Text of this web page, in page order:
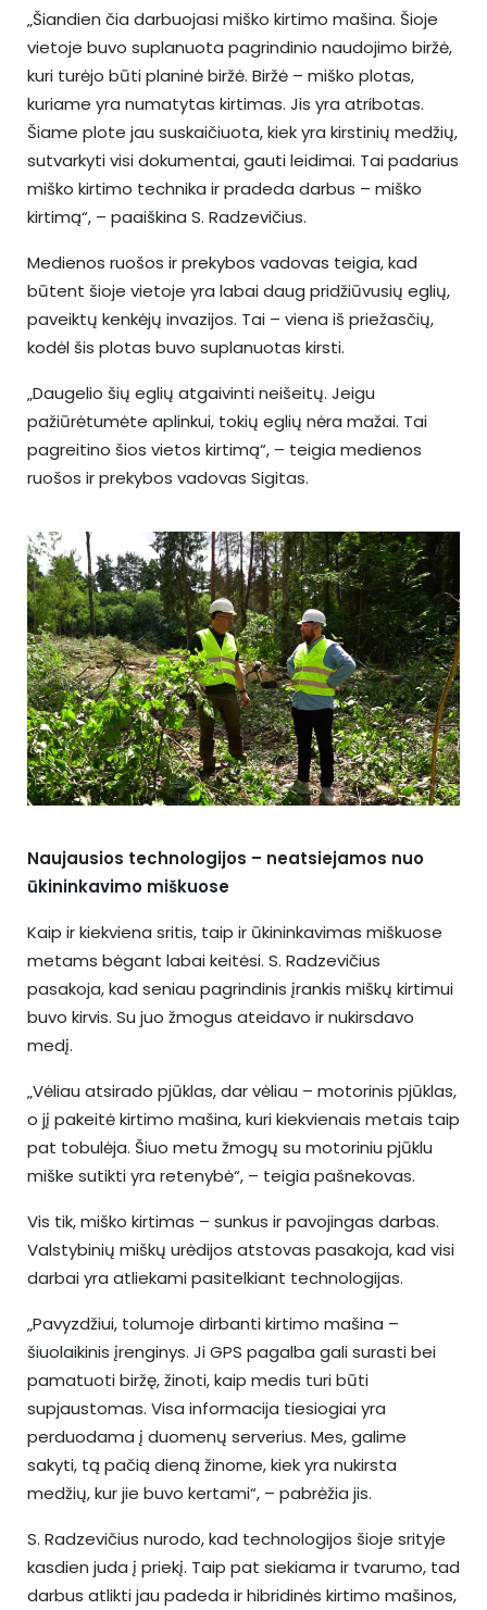
„Šiandien čia darbuojasi miško kirtimo mašina. Šioje
vietoje buvo suplanuota pagrindinio naudojimo biržė,
kuri turėjo būti planinė biržė. Biržė – miško plotas,
kuriame yra numatytas kirtimas. Jis yra atribotas.
Šiame plote jau suskaičiuota, kiek yra kirstinių medžių,
sutvarkyti visi dokumentai, gauti leidimai. Tai padarius
miško kirtimo technika ir pradeda darbus – miško
kirtimą“, – paaiškina S. Radzevičius.
Medienos ruošos ir prekybos vadovas teigia, kad
būtent šioje vietoje yra labai daug pridžiūvusių eglių,
paveiktų kenkėjų invazijos. Tai – viena iš priežasčių,
kodėl šis plotas buvo suplanuotas kirsti.
„Daugelio šių eglių atgaivinti neišeitų. Jeigu
pažiūrėtumėte aplinkui, tokių eglių nėra mažai. Tai
pagreitino šios vietos kirtimą“, – teigia medienos
ruošos ir prekybos vadovas Sigitas.
Naujausios technologijos – neatsiejamos nuo
ūkininkavimo miškuose
Kaip ir kiekviena sritis, taip ir ūkininkavimas miškuose
metams bėgant labai keitėsi. S. Radzevičius
pasakoja, kad seniau pagrindinis įrankis miškų kirtimui
buvo kirvis. Su juo žmogus ateidavo ir nukirsdavo
medį.
„Vėliau atsirado pjūklas, dar vėliau – motorinis pjūklas,
o jį pakeitė kirtimo mašina, kuri kiekvienais metais taip
pat tobulėja. Šiuo metu žmogų su motoriniu pjūklu
miške sutikti yra retenybė“, – teigia pašnekovas.
Vis tik, miško kirtimas – sunkus ir pavojingas darbas.
Valstybinių miškų urėdijos atstovas pasakoja, kad visi
darbai yra atliekami pasitelkiant technologijas.
„Pavyzdžiui, tolumoje dirbanti kirtimo mašina –
šiuolaikinis įrenginys. Ji GPS pagalba gali surasti bei
pamatuoti biržę, žinoti, kaip medis turi būti
supjaustomas. Visa informacija tiesiogiai yra
perduodama į duomenų serverius. Mes, galime
sakyti, tą pačią dieną žinome, kiek yra nukirsta
medžių, kur jie buvo kertami“, – pabrėžia jis.
S. Radzevičius nurodo, kad technologijos šioje srityje
kasdien juda į priekį. Taip pat siekiama ir tvarumo, tad
darbus atlikti jau padeda ir hibridinės kirtimo mašinos,